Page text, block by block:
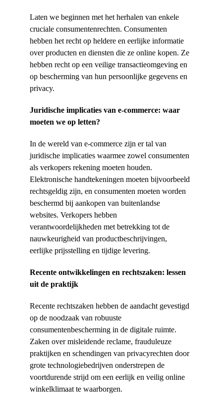
Laten we beginnen met het herhalen van enkele
cruciale consumentenrechten. Consumenten
hebben het recht op heldere en eerlijke informatie
over producten en diensten die ze online kopen. Ze
hebben recht op een veilige transactieomgeving en
op bescherming van hun persoonlijke gegevens en
privacy.
Juridische implicaties van e-commerce: waar
moeten we op letten?
In de wereld van e-commerce zijn er tal van
juridische implicaties waarmee zowel consumenten
als verkopers rekening moeten houden.
Elektronische handtekeningen moeten bijvoorbeeld
rechtsgeldig zijn, en consumenten moeten worden
beschermd bij aankopen van buitenlandse
websites. Verkopers hebben
verantwoordelijkheden met betrekking tot de
nauwkeurigheid van productbeschrijvingen,
eerlijke prijsstelling en tijdige levering.
Recente ontwikkelingen en rechtszaken: lessen
uit de praktijk
Recente rechtszaken hebben de aandacht gevestigd
op de noodzaak van robuuste
consumentenbescherming in de digitale ruimte.
Zaken over misleidende reclame, frauduleuze
praktijken en schendingen van privacyrechten door
grote technologiebedrijven onderstrepen de
voortdurende strijd om een eerlijk en veilig online
winkelklimaat te waarborgen.